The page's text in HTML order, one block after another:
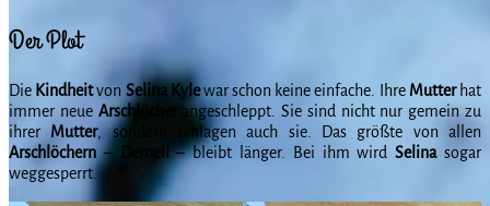
Der Plot
Die Kindheitvon Selina Kylewar schon keine einfache. Ihre Mutterhat
immer neue Arschlöcher
angeschleppt. Sie sind nicht nur gemein zu
ihrer Mutter, sondern schlagen auch sie. Das größte von allen
Arschlöchern– Dernell– bleibt länger. Bei ihm wirdSelinasogar
weggesperrt.